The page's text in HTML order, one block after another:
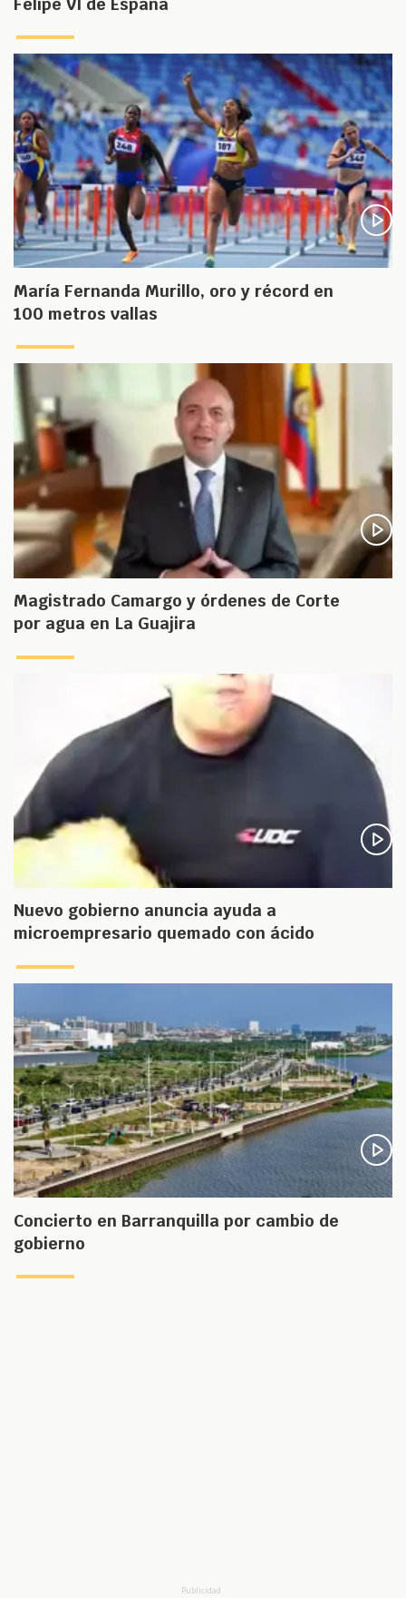
María Fernanda Murillo, oro y récord en
100 metros vallas
Magistrado Camargo y órdenes de Corte
por agua en La Guajira
Nuevo gobierno anuncia ayuda a
microempresario quemado con ácido
Concierto en Barranquilla por cambio de
gobierno
Publicidad